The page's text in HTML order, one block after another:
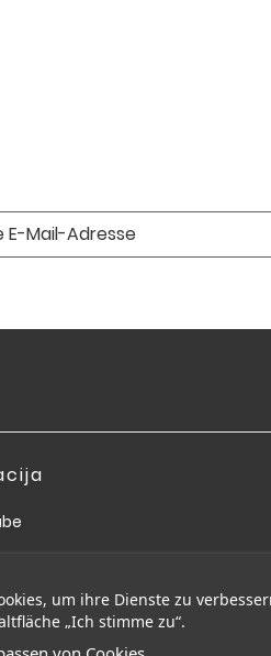
um ihre Dienste zu
„Ich stimme zu“.